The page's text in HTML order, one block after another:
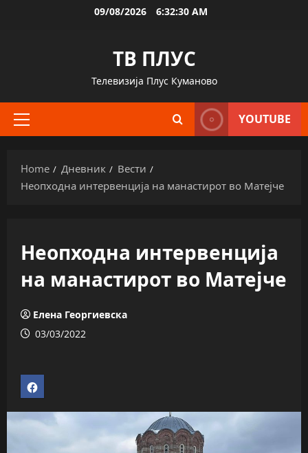
09/08/2026 6:32:31 AM
ТВ ПЛУС
Телевизија Плус Куманово
Primary
YOUTUBE
Home Дневник
Вести
Неопходна интервенција на манастирот во Матејче
Неопходна интервенција
на манастирот во Матејче
Елена Георгиевска
03/03/2022